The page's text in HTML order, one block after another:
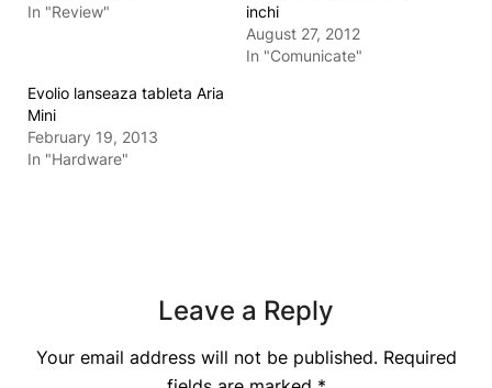
In "Review"
inchi
August 27, 2012
In "Comunicate"
Evolio lanseaza tableta Aria
Mini
February 19, 2013
In "Hardware"
Leave a Reply
Your email address will not be published. Required